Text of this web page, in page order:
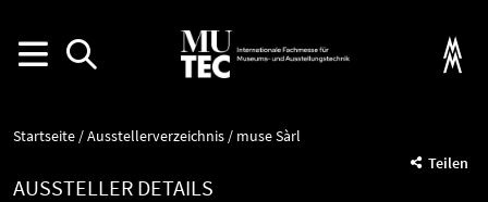
Startseite Ausstellerverzeichnis
muse Sàrl
Teilen
AUSSTELLER DETAILS